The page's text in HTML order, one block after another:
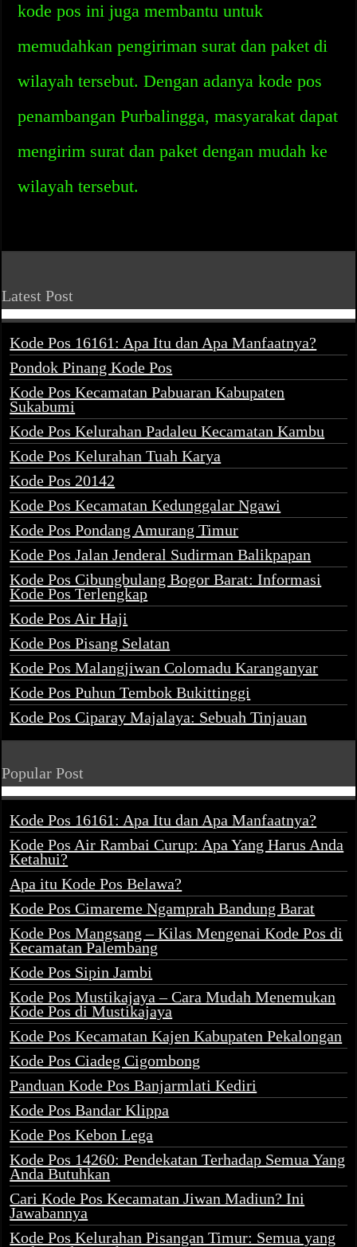
kode pos ini juga membantu untuk
memudahkan pengiriman surat dan paket di
wilayah tersebut. Dengan adanya kode pos
penambangan Purbalingga, masyarakat dapat
mengirim surat dan paket dengan mudah ke
wilayah tersebut.
Latest Post
Kode Pos 16161: Apa Itu dan Apa Manfaatnya?
Pondok Pinang Kode Pos
Kode Pos Kecamatan Pabuaran Kabupaten
Sukabumi
Kode Pos Kelurahan Padaleu Kecamatan Kambu
Kode Pos Kelurahan Tuah Karya
Kode Pos 20142
Kode Pos Kecamatan Kedunggalar Ngawi
Kode Pos Pondang Amurang Timur
Kode Pos Jalan Jenderal Sudirman Balikpapan
Kode Pos Cibungbulang Bogor Barat: Informasi
Kode Pos Terlengkap
Kode Pos Air Haji
Kode Pos Pisang Selatan
Kode Pos Malangjiwan Colomadu Karanganyar
Kode Pos Puhun Tembok Bukittinggi
Kode Pos Ciparay Majalaya: Sebuah Tinjauan
Popular Post
Kode Pos 16161: Apa Itu dan Apa Manfaatnya?
Kode Pos Air Rambai Curup: Apa Yang Harus Anda
Ketahui?
Apa itu Kode Pos Belawa?
Kode Pos Cimareme Ngamprah Bandung Barat
Kode Pos Mangsang – Kilas Mengenai Kode Pos di
Kecamatan Palembang
Kode Pos Sipin Jambi
Kode Pos Mustikajaya – Cara Mudah Menemukan
Kode Pos di Mustikajaya
Kode Pos Kecamatan Kajen Kabupaten Pekalongan
Kode Pos Ciadeg Cigombong
Panduan Kode Pos Banjarmlati Kediri
Kode Pos Bandar Klippa
Kode Pos Kebon Lega
Kode Pos 14260: Pendekatan Terhadap Semua Yang
Anda Butuhkan
Cari Kode Pos Kecamatan Jiwan Madiun? Ini
Jawabannya
Kode Pos Kelurahan Pisangan Timur: Semua yang